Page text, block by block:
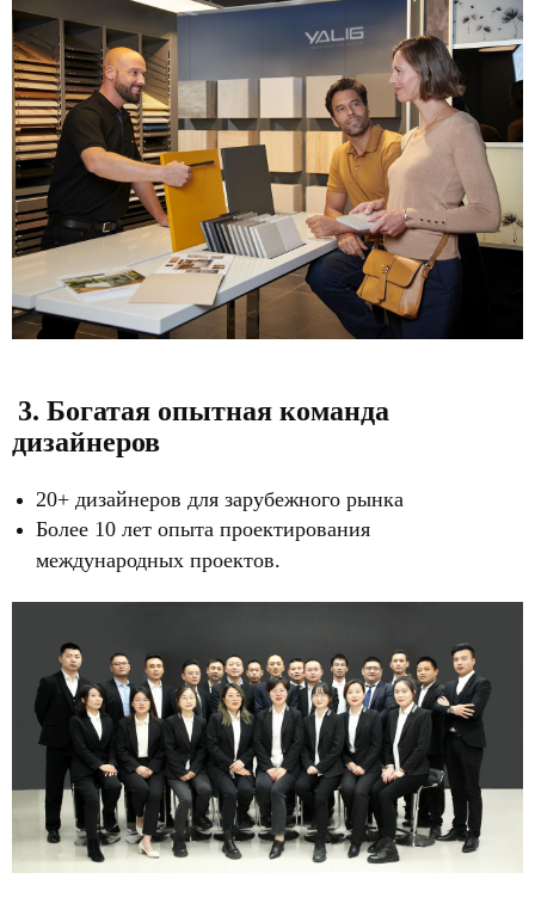
3. Богатая опытная команда
дизайнеров
20+ дизайнеров для зарубежного рынка
Более 10 лет опыта проектирования
международных проектов.